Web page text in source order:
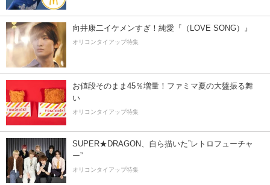
向井康二イケメンすぎ！純愛『（LOVE SONG）』
オリコンタイアップ特集
お値段そのまま45％増量！ファミマ夏の大盤振る舞
い
オリコンタイアップ特集
SUPER★DRAGON、自ら描いた”レトロフューチャ
ー”
オリコンタイアップ特集